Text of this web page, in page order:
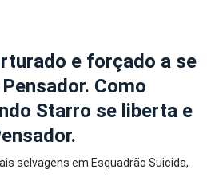
e forçado a se
Como
Starro se liberta e